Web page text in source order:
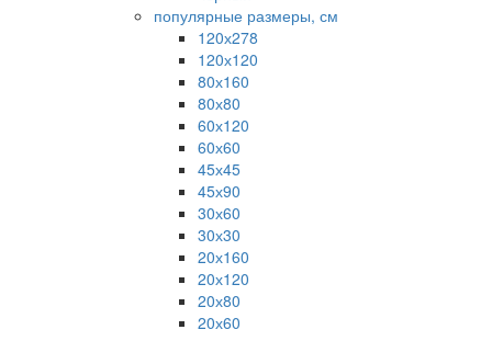
популярные размеры, см
120х278
120х120
80х160
80х80
60х120
60х60
45х45
45х90
30х60
30х30
20х160
20х120
20х80
20х60